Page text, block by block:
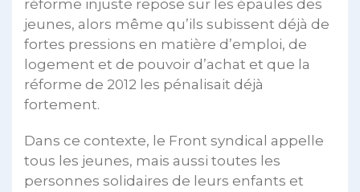
réforme injuste repose sur les épaules des
jeunes, alors même qu’ils subissent déjà de
fortes pressions en matière d’emploi, de
logement et de pouvoir d’achat et que la
réforme de 2012 les pénalisait déjà
fortement.
Dans ce contexte, le Front syndical appelle
tous les jeunes, mais aussi toutes les
personnes solidaires de leurs enfants et